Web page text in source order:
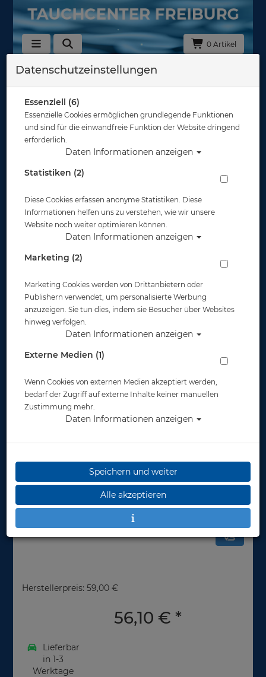
0 Artikel
Zurück
Scubapro Schnorchel - Spectra Dry -
Türkis Schwarz
Artikelnr.: scu-26722230
Herstellerpreis: 59,00 €
56,10 € *
Lieferbar
in 1-3
Werktage
Datenschutzeinstellungen
Essenziell (6)
Essenzielle Cookies ermöglichen grundlegende Funktionen
und sind für die einwandfreie Funktion der Website dringend
erforderlich.
Daten Informationen anzeigen
Statistiken (2)
Diese Cookies erfassen anonyme Statistiken. Diese
Informationen helfen uns zu verstehen, wie wir unsere
Website noch weiter optimieren können.
Daten Informationen anzeigen
Marketing (2)
Marketing Cookies werden von Drittanbietern oder
Publishern verwendet, um personalisierte Werbung
anzuzeigen. Sie tun dies, indem sie Besucher über Websites
hinweg verfolgen.
Daten Informationen anzeigen
Externe Medien (1)
Wenn Cookies von externen Medien akzeptiert werden,
bedarf der Zugriff auf externe Inhalte keiner manuellen
Zustimmung mehr.
Daten Informationen anzeigen
Speichern und weiter
Alle akzeptieren